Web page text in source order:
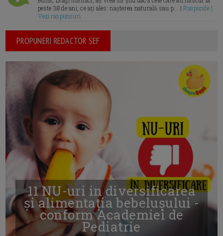
peste 38 de ani, ce ați ales: nașterea naturală sau p... |Raspunde |
Vezi raspunsuri
PROPUNERI REDACTOR SEF
11 NU-uri in diversificarea
și alimentația bebelușului -
conform Academiei de
Pediatrie